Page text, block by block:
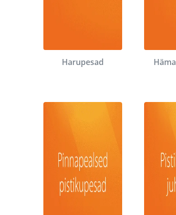
Harupesad